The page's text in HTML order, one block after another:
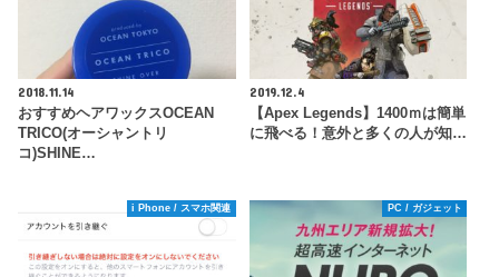
2018.11.14
おすすめヘアワックスOCEAN
TRICO(オーシャントリ
コ)SHINE…
2019.12.4
【Apex Legends】1400ｍは簡単
に飛べる！意外と多くの人が知…
i Phone / スマホ関連 PC / ガジェット